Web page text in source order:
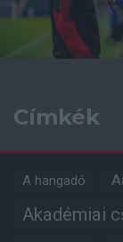
Címkék
A hangadó
Akadémiai